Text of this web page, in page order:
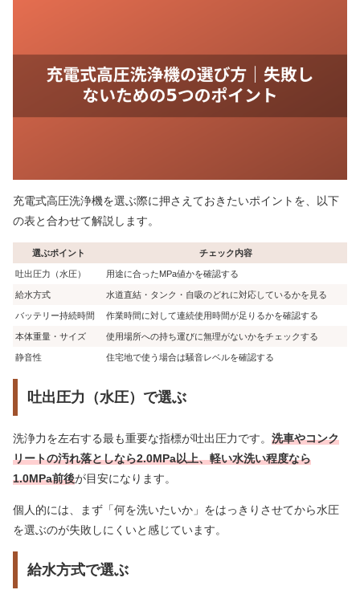
充電式高圧洗浄機を選ぶ際に押さえておきたいポイントを、以下
の表と合わせて解説します。
選ぶポイント チェック内容
吐出圧力（水圧） 用途に合ったMPa値かを確認する
給水方式 水道直結・タンク・自吸のどれに対応しているかを見る
バッテリー持続時間 作業時間に対して連続使用時間が足りるかを確認する
本体重量・サイズ 使用場所への持ち運びに無理がないかをチェックする
静音性 住宅地で使う場合は騒音レベルを確認する
吐出圧力（水圧）で選ぶ
洗浄力を左右する最も重要な指標が吐出圧力です。 洗車やコンク
リートの汚れ落としなら2.0MPa以上、軽い水洗い程度なら
1.0MPa前後が目安になります。
個人的には、まず「何を洗いたいか」をはっきりさせてから水圧
を選ぶのが失敗しにくいと感じています。
給水方式で選ぶ